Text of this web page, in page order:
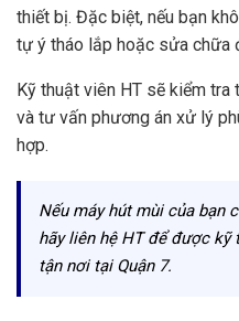
thiết bị. Đặc biệt, nếu bạn
tự ý tháo lắp hoặc sửa chữa
Kỹ thuật viên HT sẽ kiểm tra
và tư vấn phương án xử lý
hợp.
Nếu máy hút mùi của bạn
hãy liên hệ HT để được kỹ
tận nơi tại Quận 7.